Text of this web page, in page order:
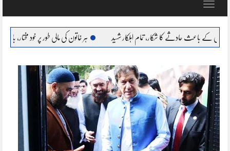
Toggle
کا شکار، تمام اہلکار شہید ہر خاتون کی مالی طور پر خود مختار، بااحتیار بنانا ہمارا عزم :